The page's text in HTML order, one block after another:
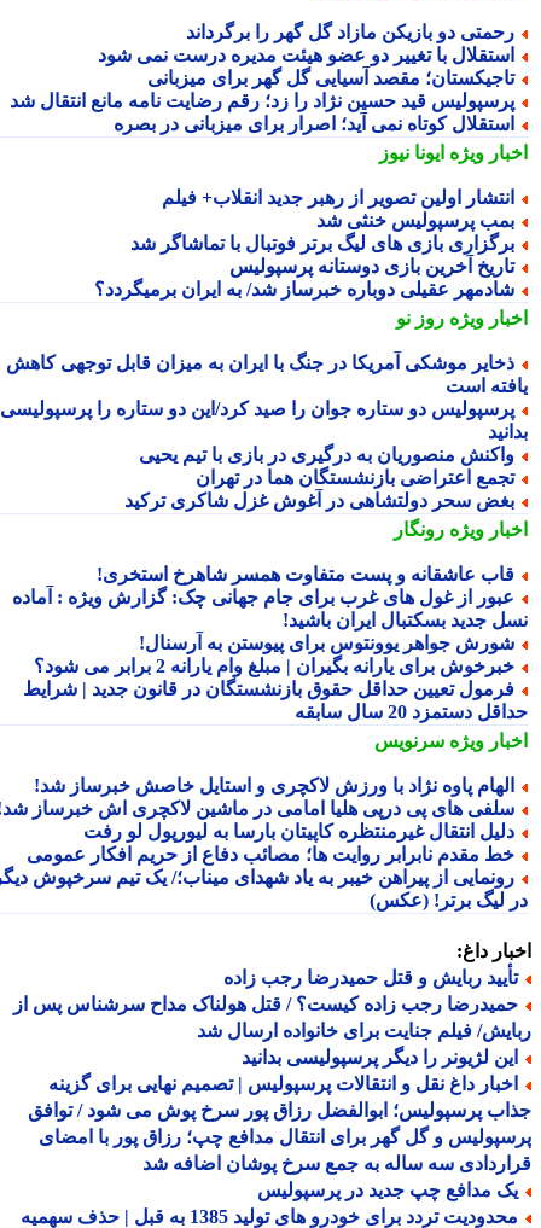
دو بازیکن مازاد گل گهر را برگرداند
با تغییر دو عضو هیئت مدیره درست نمی شود
مقصد آسیایی گل گهر برای میزبانی
قید حسین نژاد را زد؛ رقم رضایت نامه مانع انتقال شد
کوتاه نمی آید؛ اصرار برای میزبانی در بصره
ویژهایونا نیوز
اولین تصویر از رهبر جدید انقلاب+ فیلم
پرسپولیس خنثی شد
بازی های لیگ برتر فوتبال با تماشاگر شد
آخرین بازی دوستانه پرسپولیس
عقیلی دوباره خبرساز شد/ به ایران برمیگردد؟
ویژهروز نو
موشکی آمریکا در جنگ با ایران به میزان قابل توجهی کاهش
است
دو ستاره جوان را صید کرد/این دو ستاره را پرسپولیسی
منصوریان به درگیری در بازی با تیم یحیی
اعتراضی بازنشستگان هما در تهران
سحر دولتشاهی در آغوش غزل شاکری ترکید
ویژهرونگار
عاشقانه و پست متفاوت همسر شاهرخ استخری!
از غول های غرب برای جام جهانی چک: گزارش ویژه : آماده
جدید بسکتبال ایران باشید!
جواهر یوونتوس برای پیوستن به آرسنال!
برای یارانه بگیران | مبلغ وام یارانه 2 برابر می شود؟
تعیین حداقل حقوق بازنشستگان در قانون جدید | شرایط
دستمزد 20 سال سابقه
ویژهسرنویس
پاوه نژاد با ورزش لاکچری و استایل خاصش خبرساز شد!
های پی درپی هلیا امامی در ماشین لاکچری اش خبرساز شد!
انتقال غیرمنتظره کاپیتان بارسا به لیورپول لو رفت
مقدم نابرابر روایت ها؛ مصائب دفاع از حریم افکار عمومی
از پیراهن خیبر به یاد شهدای میناب؛/ یک تیم سرخپوش دیگر
لیگ برتر! (عکس)
داغ:
ربایش و قتل حمیدرضا رجب زاده
رجب زاده کیست؟ / قتل هولناک مداح سرشناس پس از
فیلم جنایت برای خانواده ارسال شد
لژیونر را دیگر پرسپولیسی بدانید
داغ نقل و انتقالات پرسپولیس | تصمیم نهایی برای گزینه
پرسپولیس؛ ابوالفضل رزاق پور سرخ پوش می شود / توافق
و گل گهر برای انتقال مدافع چپ؛ رزاق پور با امضای
سه ساله به جمع سرخ پوشان اضافه شد
مدافع چپ جدید در پرسپولیس
محدودیت تردد برای خودرو های تولید 1385 به قبل | حذف سهمیه